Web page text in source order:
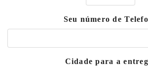
Seu número de
Cidade para a